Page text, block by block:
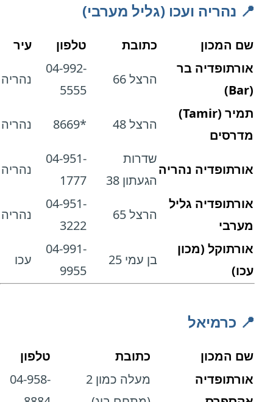
📍 נהריה ועכו (גליל מערבי)
שם המכון כתובת טלפון
עיר
אורתופדיה בר
(Bar)
הרצל 66
04-992-
5555
נהריה
תמיר (Tamir)
מדרסים
הרצל 48 *8669 נהריה
אורתופדיה נהריה
שדרות
הגעתון 38
04-951-
1777
נהריה
אורתופדיה גליל
מערבי
הרצל 65
04-951-
3222
נהריה
אורתוקל (מכון
עכו)
בן עמי 25
04-991-
9955
עכו
📍 כרמיאל
שם המכון כתובת
טלפון
אורתופדיה
מעלה כמון 2
04-958-